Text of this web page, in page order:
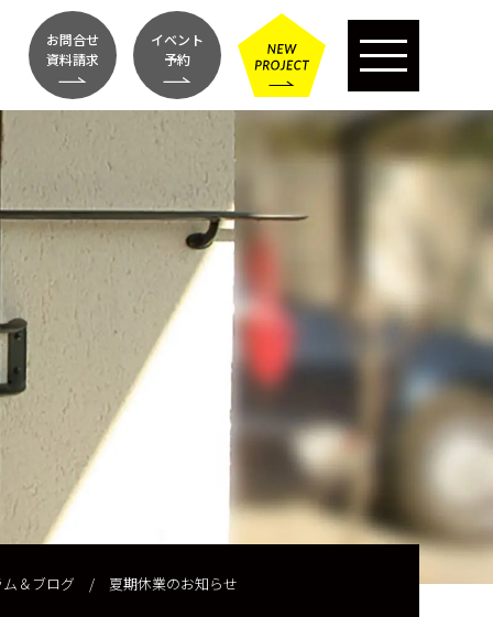
お問合せ
資料請求
イベント
予約
＆ブログ / 夏期休業のお知らせ